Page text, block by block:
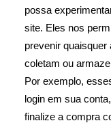
possa
site. Eles nos
prevenir
coletam ou
Por exemplo,
login em sua
finalize a compra